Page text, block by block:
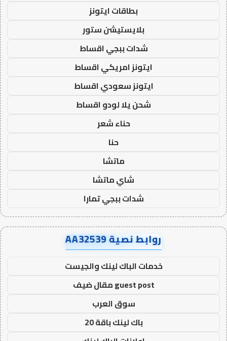
بطاقات ايتونز
بلايستيشن ستور
شدات ببجي اقساط
ايتونز امريكي اقساط
ايتونز سعودي اقساط
شحن يلا لودو اقساط
حناء شعر
حنا
ماتشا
شاي ماتشا
شدات ببجي تمارا
روابط نصية AA32539
خدمات الباك لينك والجيست
guest post مقال ضيف
سوق العرب
باك لينك باقة 20